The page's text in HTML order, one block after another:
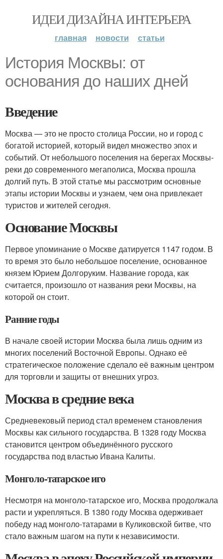
ИДЕИ ДИЗАЙНА ИНТЕРЬЕРА
главная новости статьи
История Москвы: от
основания до наших дней
Введение
Москва — это не просто столица России, но и город с
богатой историей, который видел множество эпох и
событий. От небольшого поселения на берегах Москвы-
реки до современного мегаполиса, Москва прошла
долгий путь. В этой статье мы рассмотрим основные
этапы истории Москвы и узнаем, чем она привлекает
туристов и жителей сегодня.
Основание Москвы
Первое упоминание о Москве датируется 1147 годом. В
то время это было небольшое поселение, основанное
князем Юрием Долгоруким. Название города, как
считается, произошло от названия реки Москвы, на
которой он стоит.
Ранние годы
В начале своей истории Москва была лишь одним из
многих поселений Восточной Европы. Однако её
стратегическое положение сделало её важным центром
для торговли и защиты от внешних угроз.
Москва в средние века
Средневековый период стал временем становления
Москвы как сильного государства. В 1328 году Москва
становится центром объединённого русского
государства под властью Ивана Калиты.
Монголо-татарское иго
Несмотря на монголо-татарское иго, Москва продолжала
расти и укрепляться. В 1380 году Москва одерживает
победу над монголо-татарами в Куликовской битве, что
стало важным шагом на пути к независимости.